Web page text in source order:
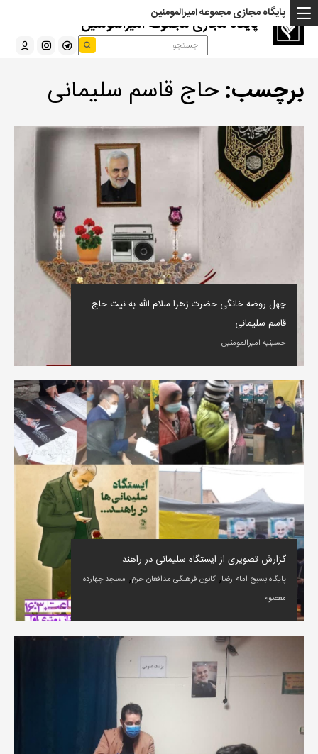
پایگاه مجازی مجموعه امیرالمومنین
پایگاه مجازی مجموعه امیرالمومنین
برچسب:حاج قاسم سلیمانی
چهل روضه خانگی حضرت زهرا سلام الله به نیت حاج
قاسم سلیمانی
حسینیه امیرالمومنین
گزارش تصویری از ایستگاه سلیمانی در راهند …
پایگاه بسیج امام رضا, کانون فرهنگی مدافعان حرم, مسجد چهارده
معصوم